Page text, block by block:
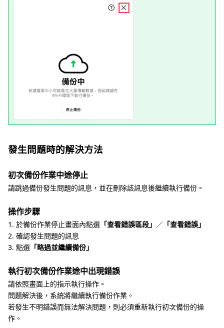
發生問題時的解決方法
初次備份作業中途停止
請跳過備份發生問題的訊息，並在刪除該訊息後繼續執行備份。
操作步驟
1. 於備份作業停止畫面內點選 「查看錯誤區段」 ／ 「查看錯誤」
2. 確認發生問題的訊息
3. 點選 「略過並繼續備份」
執行初次備份作業途中出現錯誤
請依照畫面上的指示執行操作。
問題解決後，系統將繼續執行備份作業。
若發生不明錯誤而無法解決問題，則必須重新執行初次備份的操
作。